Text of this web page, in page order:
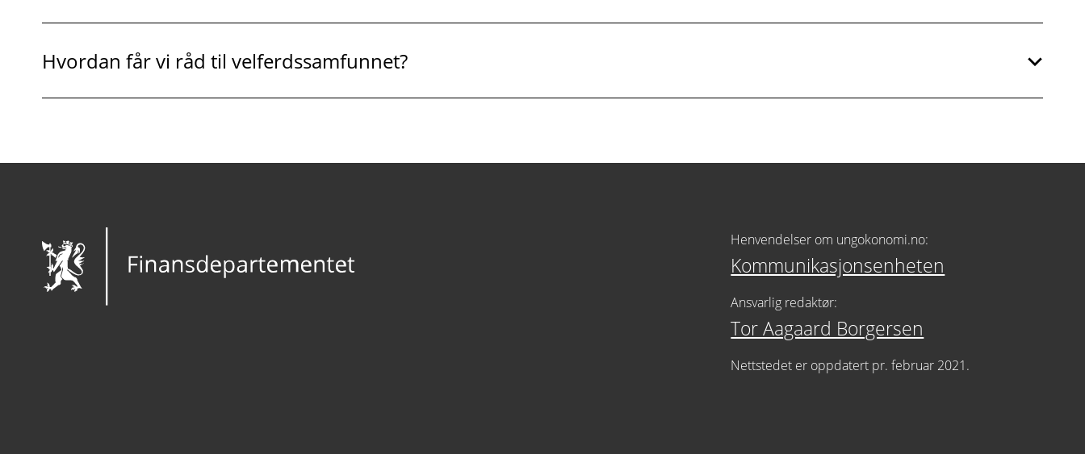
Hvordan får vi råd til velferdssamfunnet?
Henvendelser om ungokonomi.no:
Kommunikasjonsenheten
Ansvarlig redaktør:
Tor Aagaard Borgersen
Nettstedet er oppdatert pr. februar 2021.